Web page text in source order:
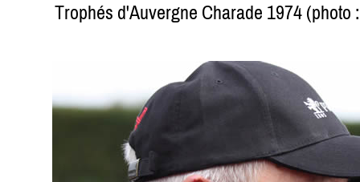
Trophés d'Auvergne Charade 1974 (photo